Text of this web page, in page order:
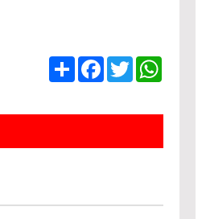
Share Facebook
TwitterWhatsApp